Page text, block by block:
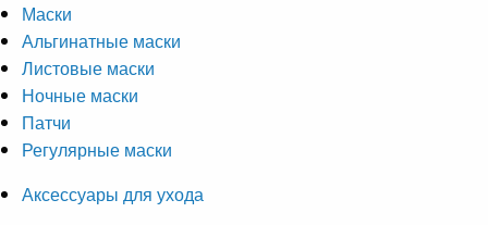
Маски
Альгинатные маски
Листовые маски
Ночные маски
Патчи
Регулярные маски
Аксессуары для ухода